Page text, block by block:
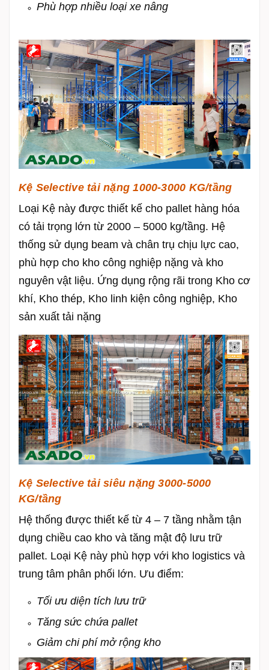
Phù hợp nhiều loại xe nâng
Kệ Selective tải nặng 1000-3000 KG/tầng
Loại Kệ này được thiết kế cho pallet hàng hóa
có tải trọng lớn từ 2000 – 5000 kg/tầng. Hệ
thống sử dụng beam và chân trụ chịu lực cao,
phù hợp cho kho công nghiệp nặng và kho
nguyên vật liệu. Ứng dụng rộng rãi trong Kho cơ
khí, Kho thép, Kho linh kiện công nghiệp, Kho
sản xuất tải nặng
Kệ Selective tải siêu nặng 3000-5000
KG/tầng
Hệ thống được thiết kế từ 4 – 7 tầng nhằm tận
dụng chiều cao kho và tăng mật độ lưu trữ
pallet. Loại Kệ này phù hợp với kho logistics và
trung tâm phân phối lớn. Ưu điểm:
Tối ưu diện tích lưu trữ
Tăng sức chứa pallet
Giảm chi phí mở rộng kho